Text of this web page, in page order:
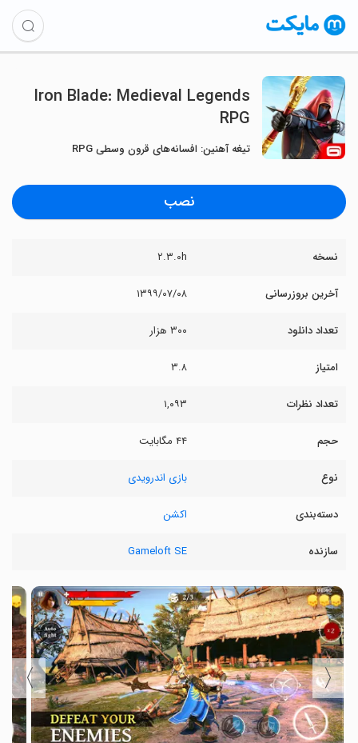
Iron Blade: Medieval Legends
RPG
تیغه آهنین: افسانه‌های قرون وسطی RPG
نصب
نسخه ۲.۳.۰h
آخرین بروزرسانی ۱۳۹۹/۰۷/۰۸
تعداد دانلود ۳۰۰ هزار
امتیاز ۳.۸
تعداد نظرات ۱,۰۹۳
حجم ۴۴ مگابایت
نوع بازی اندرویدی
دسته‌بندی اکشن
سازنده Gameloft SE
〈
〉